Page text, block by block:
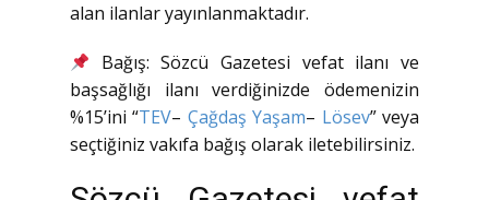
alan ilanlar yayınlanmaktadır.
Bağış: Sözcü Gazetesi vefat ilanı ve
başsağlığı ilanı verdiğinizde ödemenizin
%15’ini “TEV– Çağdaş Yaşam– Lösev” veya
seçtiğiniz vakıfa bağış olarak iletebilirsiniz.